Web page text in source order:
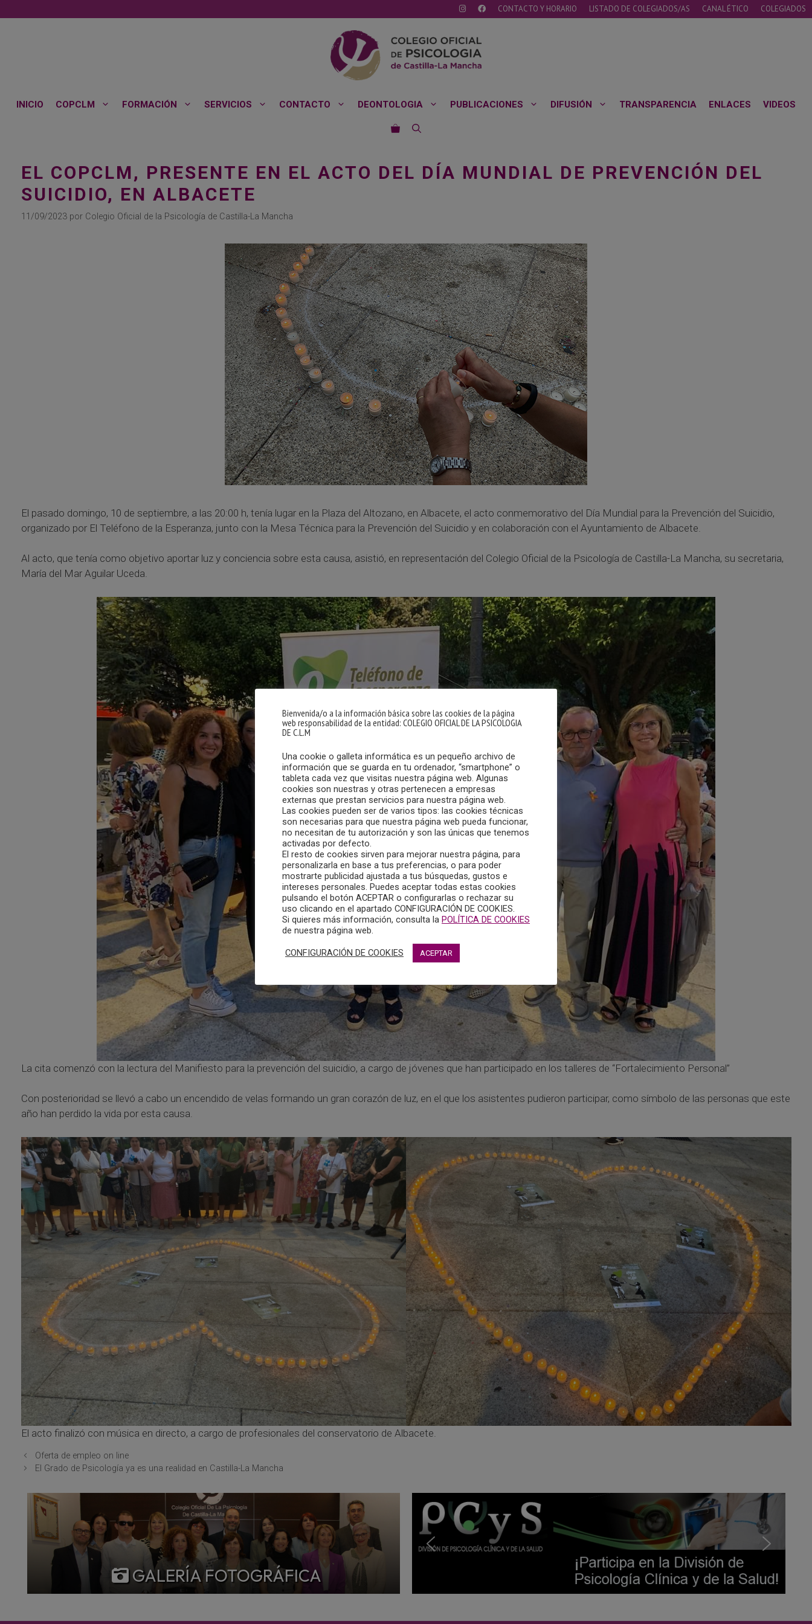
al
CONTACTO Y HORARIO LISTADO DE COLEGIADOS/AS CANAL ÉTICO COLEGIADOS
INICIO COPCLM FORMACIÓN SERVICIOS CONTACTO DEONTOLOGIA PUBLICACIONES DIFUSIÓN TRANSPARENCIA ENLACES VIDEOS
EL COPCLM, PRESENTE EN EL ACTO DEL DÍA MUNDIAL DE PREVENCIÓN DEL
SUICIDIO, EN ALBACETE
11/09/2023 por Colegio Oficial de la Psicología de Castilla-La Mancha
El pasado domingo, 10 de septiembre, a las 20:00 h, tenía lugar en la Plaza del Altozano, en Albacete, el acto conmemorativo del Día Mundial para la Prevención del Suicidio,
organizado por El Teléfono de la Esperanza, junto con la Mesa Técnica para la Prevención del Suicidio y en colaboración con el Ayuntamiento de Albacete.
Al acto, que tenía como objetivo aportar luz y conciencia sobre esta causa, asistió, en representación del Colegio Oficial de la Psicología de Castilla-La Mancha, su secretaria,
María del Mar Aguilar Uceda.
La cita comenzó con la lectura del Manifiesto para la prevención del suicidio, a cargo de jóvenes que han participado en los talleres de “Fortalecimiento Personal”
Con posterioridad se llevó a cabo un encendido de velas formando un gran corazón de luz, en el que los asistentes pudieron participar, como símbolo de las personas que este
año han perdido la vida por esta causa.
El acto finalizó con música en directo, a cargo de profesionales del conservatorio de Albacete.
Oferta de empleo on line
El Grado de Psicología ya es una realidad en Castilla-La Mancha
GALERÍA FOTOGRÁFICA
Bienvenida/o a la información básica sobre las cookies de la página
web responsabilidad de la entidad: COLEGIO OFICIAL DE LA PSICOLOGIA
DE C.L.M
Una cookie o galleta informática es un pequeño archivo de
información que se guarda en tu ordenador, “smartphone” o
tableta cada vez que visitas nuestra página web. Algunas
cookies son nuestras y otras pertenecen a empresas
externas que prestan servicios para nuestra página web.
Las cookies pueden ser de varios tipos: las cookies técnicas
son necesarias para que nuestra página web pueda funcionar,
no necesitan de tu autorización y son las únicas que tenemos
activadas por defecto.
El resto de cookies sirven para mejorar nuestra página, para
personalizarla en base a tus preferencias, o para poder
mostrarte publicidad ajustada a tus búsquedas, gustos e
intereses personales. Puedes aceptar todas estas cookies
pulsando el botón ACEPTAR o configurarlas o rechazar su
uso clicando en el apartado CONFIGURACIÓN DE COOKIES.
Si quieres más información, consulta la POLÍTICA DE COOKIES
de nuestra página web.
CONFIGURACIÓN DE COOKIES ACEPTAR